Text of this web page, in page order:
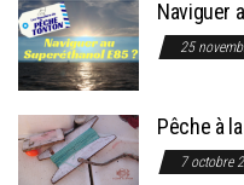
Naviguer
25
Pêche à
7 octobre